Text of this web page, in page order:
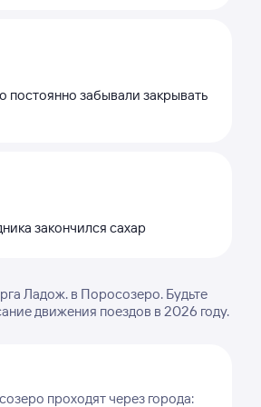
постоянно забывали закрывать
закончился сахар
Ладож. в Поросозеро. Будьте
движения поездов в 2026 году.
проходят через города: